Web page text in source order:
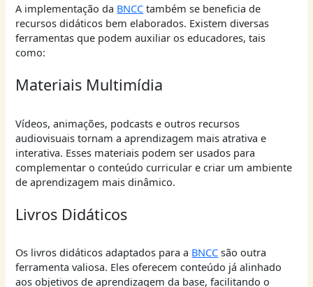
A implementação da BNCC também se beneficia de
recursos didáticos bem elaborados. Existem diversas
ferramentas que podem auxiliar os educadores, tais
como:
Materiais Multimídia
Vídeos, animações, podcasts e outros recursos
audiovisuais tornam a aprendizagem mais atrativa e
interativa. Esses materiais podem ser usados para
complementar o conteúdo curricular e criar um ambiente
de aprendizagem mais dinâmico.
Livros Didáticos
Os livros didáticos adaptados para a BNCC são outra
ferramenta valiosa. Eles oferecem conteúdo já alinhado
aos objetivos de aprendizagem da base, facilitando o